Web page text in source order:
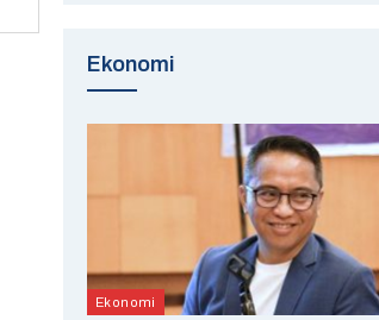
Ekonomi
Ekonomi